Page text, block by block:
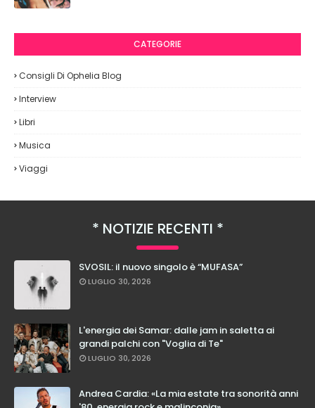
CATEGORIE
Consigli Di Ophelia Blog
Interview
Libri
Musica
Viaggi
NOTIZIE RECENTI
SVOSIL: il nuovo singolo è “MUFASA”
LUGLIO 30, 2026
L'energia dei Samar: dalle jam in saletta ai
grandi palchi con "Voglia di Te"
LUGLIO 30, 2026
Andrea Cardia: «La mia estate tra sonorità anni